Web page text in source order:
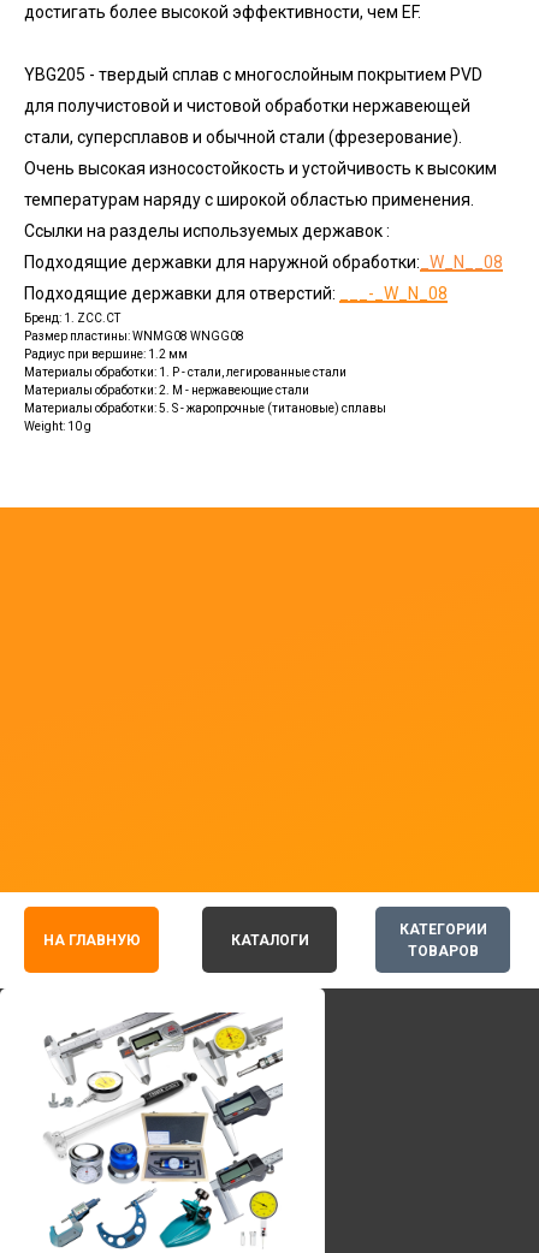
достигать более высокой эффективности, чем EF.
YBG205 - твердый сплав с многослойным покрытием PVD
для получистовой и чистовой обработки нержавеющей
стали, суперсплавов и обычной стали (фрезерование).
Очень высокая износостойкость и устойчивость к высоким
температурам наряду с широкой областью применения.
Ссылки на разделы используемых державок :
Подходящие державки для наружной обработки: _W_N__08
Подходящие державки для отверстий:
___-_W_N_08
Бренд: 1. ZCC.CT
Размер пластины: WNMG08 WNGG08
Радиус при вершине: 1.2 мм
Материалы обработки: 1. P - стали, легированные стали
Материалы обработки: 2. M - нержавеющие стали
Материалы обработки: 5. S - жаропрочные (титановые) сплавы
Weight: 10 g
КАТЕГОРИИ
ТОВАРОВ
НА ГЛАВНУЮ КАТАЛОГИ